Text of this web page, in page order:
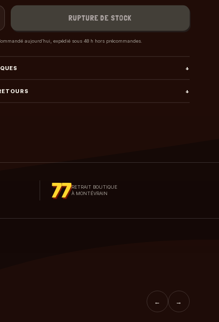
RUPTURE DE STOCK
aujourd’hui, expédié sous 48 h hors précommandes.
+
+
77RETRAIT BOUTIQUE
À MONTÉVRAIN
← →